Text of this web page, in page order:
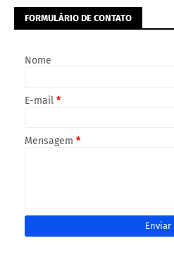
FORMULÁRIO DE CONTATO
Nome
E-mail *
Mensagem *